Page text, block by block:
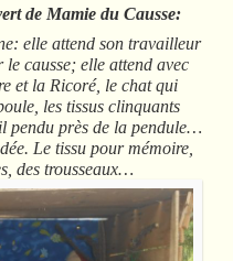
de Mamie du Causse:
elle attend son travailleur
causse; elle attend avec
et la Ricoré, le chat qui
les tissus clinquants
pendu près de la pendule…
Le tissu pour mémoire,
des trousseaux…